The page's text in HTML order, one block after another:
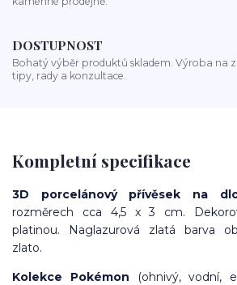
DOSTUPNOST
Bohatý výběr produktů skladem. Výroba na
tipy, rady a konzultace.
Kompletní specifikace
3D porcelánový přívěsek na
rozměrech cca 4,5 x 3 cm.
platinou. Naglazurová zlatá barva
zlato.
Kolekce Pokémon (ohnivý, vodní,